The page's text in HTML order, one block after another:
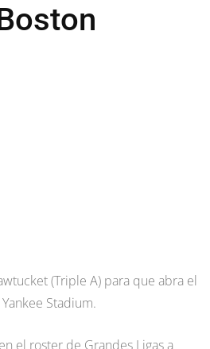
(Triple A) para que abra el
Stadium.
el roster de Grandes Ligas a